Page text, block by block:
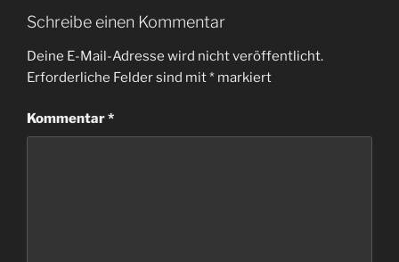
Schreibe einen Kommentar
Deine E-Mail-Adresse wird nicht veröffentlicht.
Erforderliche Felder sind mit* markiert
Kommentar*